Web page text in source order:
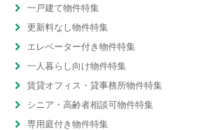
一戸建て物件特集
更新料なし物件特集
エレベーター付き物件特集
一人暮らし向け物件特集
賃貸オフィス・貸事務所物件特集
シニア・高齢者相談可物件特集
専用庭付き物件特集